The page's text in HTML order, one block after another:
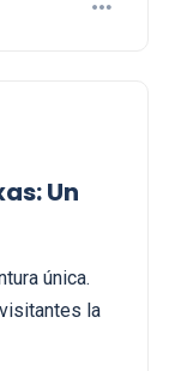
Un
única.
la